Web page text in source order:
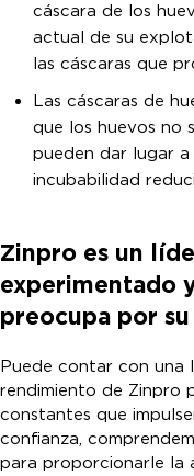
cáscara de los
actual de su
las cáscaras que
Las cáscaras de
que los huevos no
pueden dar lugar
incubabilidad
Zinpro es un
experimentado
preocupa por
Puede contar con
rendimiento de Zinpro
constantes que
confianza,
para proporcionarle la